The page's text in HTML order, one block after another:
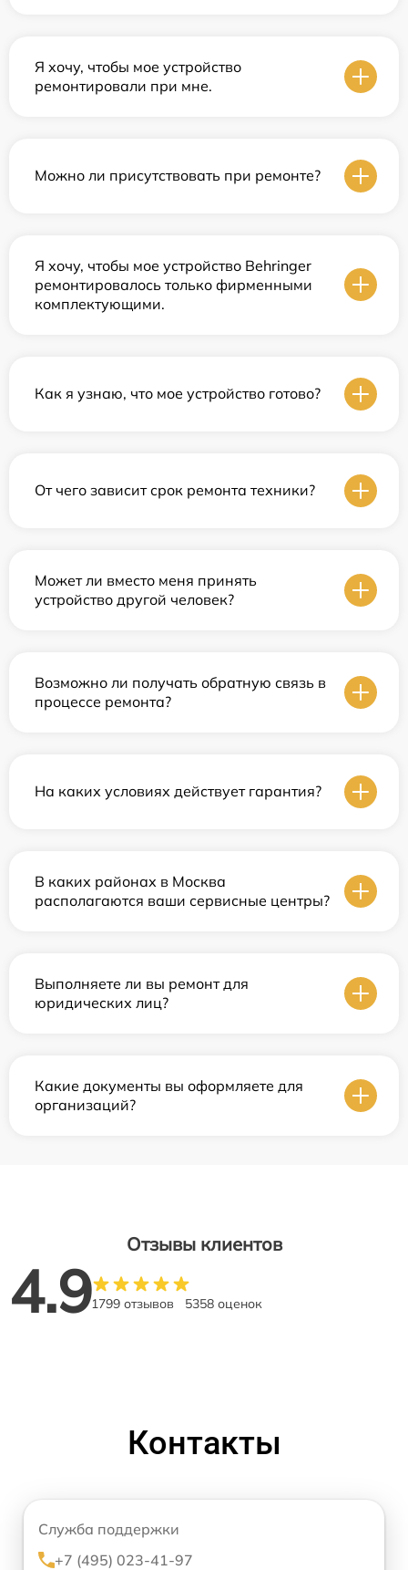
Я хочу, чтобы мое устройство
ремонтировали при мне.
Можно ли присутствовать при ремонте?
Я хочу, чтобы мое устройство Behringer
ремонтировалось только фирменными
комплектующими.
Как я узнаю, что мое устройство готово?
От чего зависит срок ремонта техники?
Может ли вместо меня принять
устройство другой человек?
Возможно ли получать обратную связь в
процессе ремонта?
На каких условиях действует гарантия?
В каких районах в Москва
располагаются ваши сервисные центры?
Выполняете ли вы ремонт для
юридических лиц?
Какие документы вы оформляете для
организаций?
Отзывы клиентов
4.91799 отзывов 5358 оценок
Контакты
Служба поддержки
+7 (495) 023-41-97